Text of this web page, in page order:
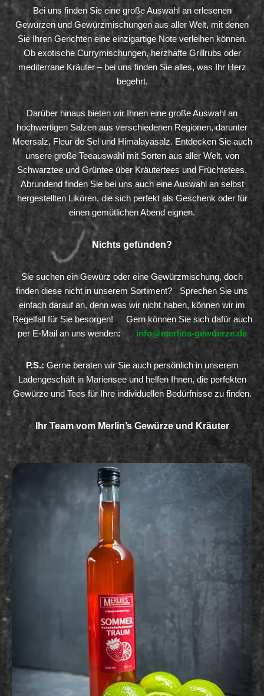
Bei uns finden Sie eine große Auswahl an erlesenen
Gewürzen und Gewürzmischungen aus aller Welt, mit denen
Sie Ihren Gerichten eine einzigartige Note verleihen können.
Ob exotische Currymischungen, herzhafte Grillrubs oder
mediterrane Kräuter – bei uns finden Sie alles, was Ihr Herz
begehrt.
Darüber hinaus bieten wir Ihnen eine große Auswahl an
hochwertigen Salzen aus verschiedenen Regionen, darunter
Meersalz, Fleur de Sel und Himalayasalz. Entdecken Sie auch
unsere große Teeauswahl mit Sorten aus aller Welt, von
Schwarztee und Grüntee über Kräutertees und Früchtetees.
Abrundend finden Sie bei uns auch eine Auswahl an selbst
hergestellten Likören, die sich perfekt als Geschenk oder für
einen gemütlichen Abend eignen.
Nichts gefunden?
Sie suchen ein Gewürz oder eine Gewürzmischung, doch
finden diese nicht in unserem Sortiment? Sprechen Sie uns
einfach darauf an, denn was wir nicht haben, können wir im
Regelfall für Sie besorgen! Gern können Sie sich dafür auch
per E-Mail an uns wenden: info@merlins-gewuerze.de
P.S.: Gerne beraten wir Sie auch persönlich in unserem
Ladengeschäft in Mariensee und helfen Ihnen, die perfekten
Gewürze und Tees für Ihre individuellen Bedürfnisse zu finden.
Ihr Team vom Merlin’s Gewürze und Kräuter